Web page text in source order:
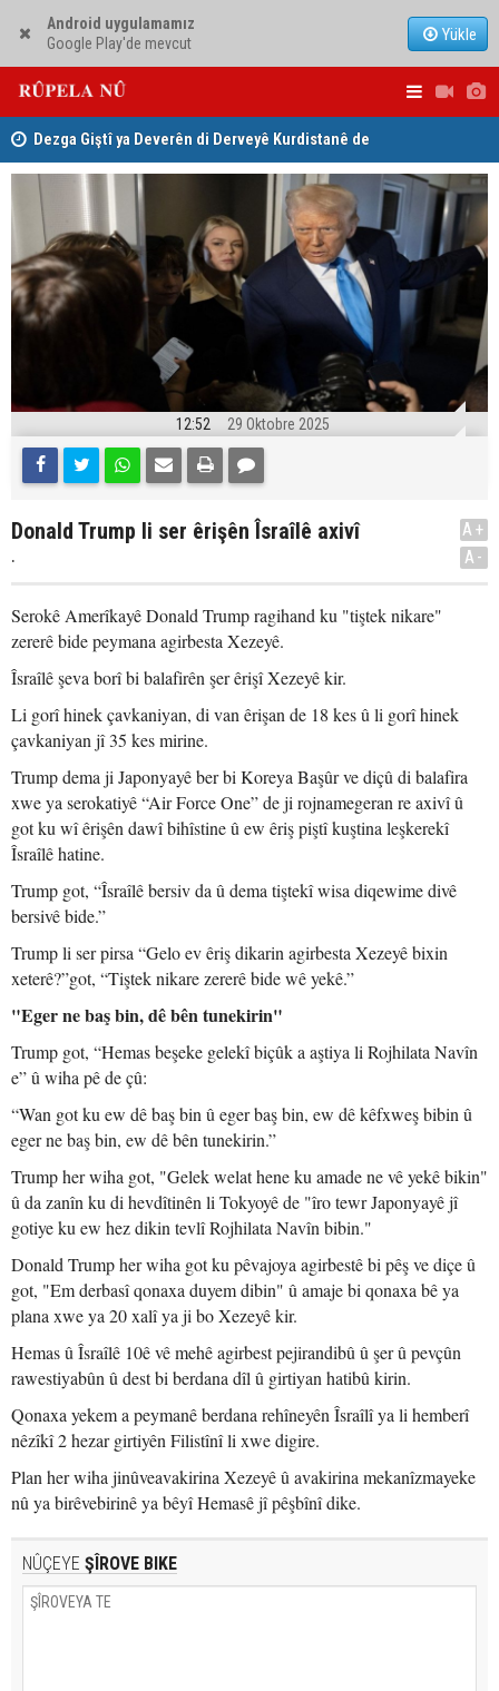
Android uygulamamız
Google Play'de mevcut
Yükle
Dezga Giştî ya Deverên di Derveyê Kurdistanê de
gotinên parêzgere Kerkûkê Muhammed Saman red kir
12:52 29 Oktobre 2025
Donald Trump li ser êrişên Îsraîlê axivî
.
A+
A-
Serokê Amerîkayê Donald Trump ragihand ku "tiştek nikare"
zererê bide peymana agirbesta Xezeyê.
Îsraîlê şeva borî bi balafirên şer êrişî Xezeyê kir.
Li gorî hinek çavkaniyan, di van êrişan de 18 kes û li gorî hinek
çavkaniyan jî 35 kes mirine.
Trump dema ji Japonyayê ber bi Koreya Başûr ve diçû di balafira
xwe ya serokatiyê “Air Force One” de ji rojnamegeran re axivî û
got ku wî êrişên dawî bihîstine û ew êriş piştî kuştina leşkerekî
Îsraîlê hatine.
Trump got, “Îsraîlê bersiv da û dema tiştekî wisa diqewime divê
bersivê bide.”
Trump li ser pirsa “Gelo ev êriş dikarin agirbesta Xezeyê bixin
xeterê?”got, “Tiştek nikare zererê bide wê yekê.”
"Eger ne baş bin, dê bên tunekirin"
Trump got, “Hemas beşeke gelekî biçûk a aştiya li Rojhilata Navîn
e” û wiha pê de çû:
“Wan got ku ew dê baş bin û eger baş bin, ew dê kêfxweş bibin û
eger ne baş bin, ew dê bên tunekirin.”
Trump her wiha got, "Gelek welat hene ku amade ne vê yekê bikin"
û da zanîn ku di hevdîtinên li Tokyoyê de "îro tewr Japonyayê jî
gotiye ku ew hez dikin tevlî Rojhilata Navîn bibin."
Donald Trump her wiha got ku pêvajoya agirbestê bi pêş ve diçe û
got, "Em derbasî qonaxa duyem dibin" û amaje bi qonaxa bê ya
plana xwe ya 20 xalî ya ji bo Xezeyê kir.
Hemas û Îsraîlê 10ê vê mehê agirbest pejirandibû û şer û pevçûn
rawestiyabûn û dest bi berdana dîl û girtiyan hatibû kirin.
Qonaxa yekem a peymanê berdana rehîneyên Îsraîlî ya li hemberî
nêzîkî 2 hezar girtiyên Filistînî li xwe digire.
Plan her wiha jinûveavakirina Xezeyê û avakirina mekanîzmayeke
nû ya birêvebirinê ya bêyî Hemasê jî pêşbînî dike.
NÛÇEYE ŞÎROVE BIKE